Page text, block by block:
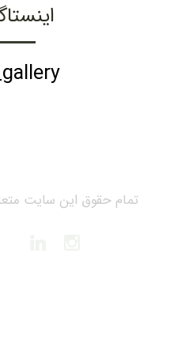
تمام حقوق این سایت